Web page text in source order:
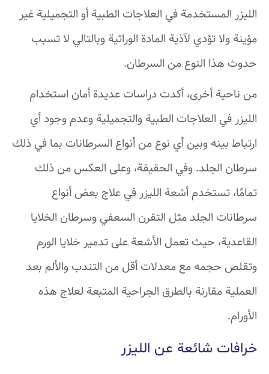
الليزر المستخدمة في العلاجات الطبية أو التجميلية غير
مؤينة ولا تؤدي لآذية المادة الوراثية وبالتالي لا تسبب
حدوث هذا النوع من السرطان.
من ناحية أخرى، أكدت دراسات عديدة أمان استخدام
الليزر في العلاجات الطبية والتجميلية وعدم وجود أي
ارتباط بينه وبين أي نوع من أنواع السرطانات بما في ذلك
سرطان الجلد. وفي الحقيقة، وعلى العكس من ذلك
تمامًا، تستخدم أشعة الليزر في علاج بعض أنواع
سرطانات الجلد مثل التقرن السعفي وسرطان الخلايا
القاعدية، حيث تعمل الأشعة على تدمير خلايا الورم
وتقلص حجمه مع معدلات أقل من التندب والألم بعد
العملية مقارنة بالطرق الجراحية المتبعة لعلاج هذه
الأورام.
خرافات شائعة عن الليزر